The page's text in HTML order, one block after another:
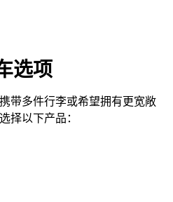
选项
带多件行李或希望拥有更宽敞
择以下产品：